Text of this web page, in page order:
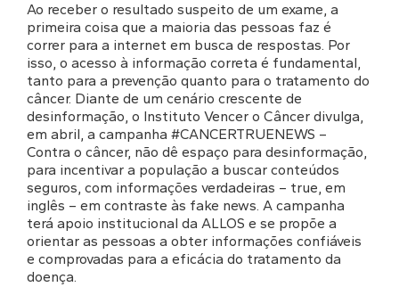
Ao receber o resultado suspeito de um exame, a
primeira coisa que a maioria das pessoas faz é
correr para a internet em busca de respostas. Por
isso, o acesso à informação correta é fundamental,
tanto para a prevenção quanto para o tratamento do
câncer. Diante de um cenário crescente de
desinformação, o Instituto Vencer o Câncer divulga,
em abril, a campanha #CANCERTRUENEWS –
Contra o câncer, não dê espaço para desinformação,
para incentivar a população a buscar conteúdos
seguros, com informações verdadeiras – true, em
inglês – em contraste às fake news. A campanha
terá apoio institucional da ALLOS e se propõe a
orientar as pessoas a obter informações confiáveis
e comprovadas para a eficácia do tratamento da
doença.